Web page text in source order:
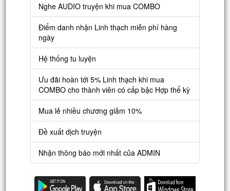
Truyện mới
Truyện Hot
Truyện Full
Truyện Dịch Miễn Phí
Thao tác
Đăng ký tài khoản
Danh sách combo
Nguời dùng
Lưu ý trên web
Nghe AUDIO truyện khi mua COMBO
Điểm danh nhận Linh thạch miễn phí hàng
ngày
Hệ thống tu luyện
Ưu đãi hoàn tới 5% Linh thạch khi mua
COMBO cho thành viên có cấp bậc Hợp thể kỳ
Mua lẻ nhiều chương giảm 10%
Đề xuất dịch truyện
Nhận thông báo mới nhất của ADMIN